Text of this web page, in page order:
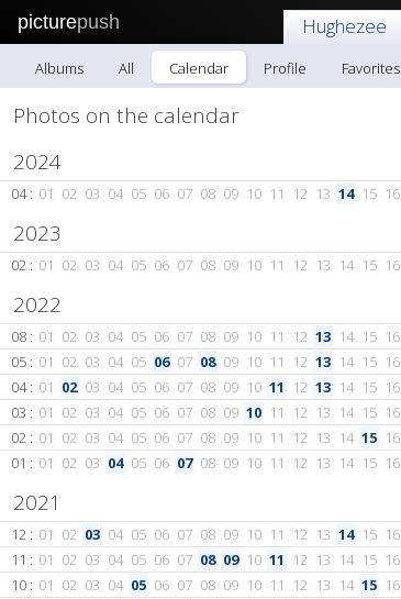
picturepush Hughezee
Albums All Calendar Profile Favorites
Photos on the calendar
2024
04 : 01 02 03 04 05 06 07 08 09 10 11 12 13 14 15 16
2023
02 : 01 02 03 04 05 06 07 08 09 10 11 12 13 14 15 16
2022
08 : 01 02 03 04 05 06 07 08 09 10 11 12 13 14 15 16
05 : 01 02 03 04 05 06 07 08 09 10 11 12 13 14 15 16
04 : 01 02 03 04 05 06 07 08 09 10 11 12 13 14 15 16
03 : 01 02 03 04 05 06 07 08 09 10 11 12 13 14 15 16
02 : 01 02 03 04 05 06 07 08 09 10 11 12 13 14 15 16
01 : 01 02 03 04 05 06 07 08 09 10 11 12 13 14 15 16
2021
12 : 01 02 03 04 05 06 07 08 09 10 11 12 13 14 15 16
11 : 01 02 03 04 05 06 07 08 09 10 11 12 13 14 15 16
10 : 01 02 03 04 05 06 07 08 09 10 11 12 13 14 15 16